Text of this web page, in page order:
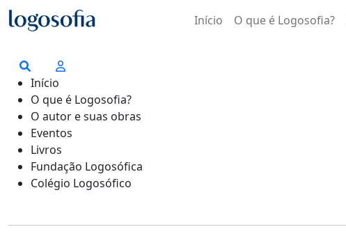
Início O que é Logosofia?
Início
O que é Logosofia?
O autor e suas obras
Eventos
Livros
Fundação Logosófica
Colégio Logosófico